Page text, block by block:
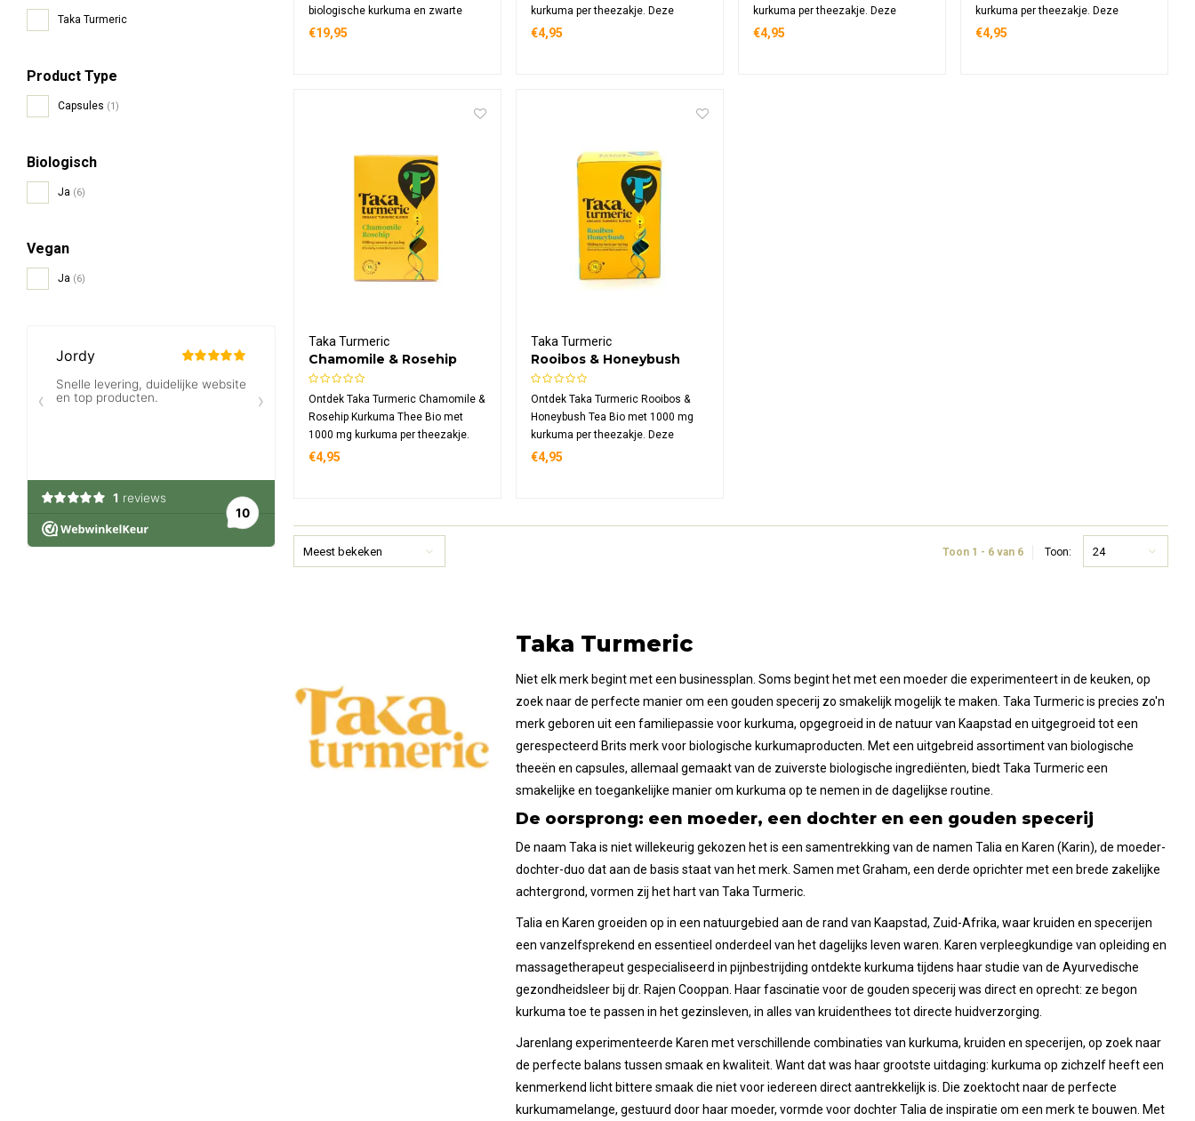
Taka Turmeric
Product Type
Capsules (1)
Biologisch
Ja (6)
Vegan
Ja (6)
biologische kurkuma en zwarte
peperextract per capsule. Deze
€19,95
kurkuma per theezakje. Deze
biologische chai combineert zwarte
€4,95
kurkuma per theezakje. Deze
cafeïnevrije biologische thee
€4,95
kurkuma per theezakje. Deze
cafeïnevrije biologische thee
€4,95
Taka Turmeric
Chamomile & Rosehip
Kurkuma Thee Bio
Ontdek Taka Turmeric Chamomile &
Rosehip Kurkuma Thee Bio met
1000 mg kurkuma per theezakje.
Deze cafeïnevrije biologische thee
composteerbare zakjes.
€4,95
Taka Turmeric
Rooibos & Honeybush
Tea Bio
Ontdek Taka Turmeric Rooibos &
Honeybush Tea Bio met 1000 mg
kurkuma per theezakje. Deze
cafeïnevrije biologische thee
composteerbare zakjes.
€4,95
Meest bekeken Toon 1 - 6 van 6 Toon: 24
Taka Turmeric
Niet elk merk begint met een businessplan. Soms begint het met een moeder die experimenteert in de keuken, op
zoek naar de perfecte manier om een gouden specerij zo smakelijk mogelijk te maken. Taka Turmeric is precies zo'n
merk geboren uit een familiepassie voor kurkuma, opgegroeid in de natuur van Kaapstad en uitgegroeid tot een
gerespecteerd Brits merk voor biologische kurkumaproducten. Met een uitgebreid assortiment van biologische
theeën en capsules, allemaal gemaakt van de zuiverste biologische ingrediënten, biedt Taka Turmeric een
smakelijke en toegankelijke manier om kurkuma op te nemen in de dagelijkse routine.
De oorsprong: een moeder, een dochter en een gouden specerij
De naam Taka is niet willekeurig gekozen het is een samentrekking van de namen Talia en Karen (Karin), de moeder-
dochter-duo dat aan de basis staat van het merk. Samen met Graham, een derde oprichter met een brede zakelijke
achtergrond, vormen zij het hart van Taka Turmeric.
Talia en Karen groeiden op in een natuurgebied aan de rand van Kaapstad, Zuid-Afrika, waar kruiden en specerijen
een vanzelfsprekend en essentieel onderdeel van het dagelijks leven waren. Karen verpleegkundige van opleiding en
massagetherapeut gespecialiseerd in pijnbestrijding ontdekte kurkuma tijdens haar studie van de Ayurvedische
gezondheidsleer bij dr. Rajen Cooppan. Haar fascinatie voor de gouden specerij was direct en oprecht: ze begon
kurkuma toe te passen in het gezinsleven, in alles van kruidenthees tot directe huidverzorging.
Jarenlang experimenteerde Karen met verschillende combinaties van kurkuma, kruiden en specerijen, op zoek naar
de perfecte balans tussen smaak en kwaliteit. Want dat was haar grootste uitdaging: kurkuma op zichzelf heeft een
kenmerkend licht bittere smaak die niet voor iedereen direct aantrekkelijk is. Die zoektocht naar de perfecte
kurkumamelange, gestuurd door haar moeder, vormde voor dochter Talia de inspiratie om een merk te bouwen. Met